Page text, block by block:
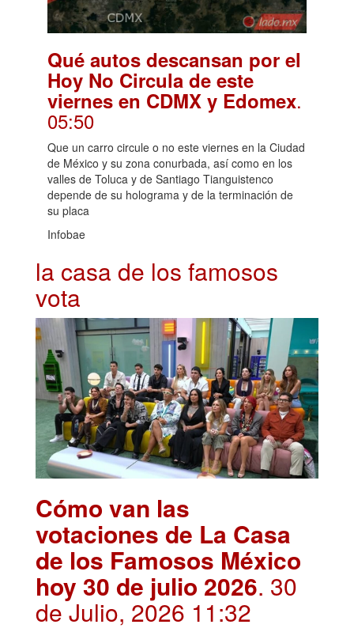
Qué autos descansan por el
Hoy No Circula de este
viernes en CDMX y Edomex.
05:50
Que un carro circule o no este viernes en la Ciudad
de México y su zona conurbada, así como en los
valles de Toluca y de Santiago Tianguistenco
depende de su holograma y de la terminación de
su placa
Infobae
la casa de los famosos
vota
Cómo van las
votaciones de La Casa
de los Famosos México
hoy 30 de julio 2026. 30
de Julio, 2026 11:32